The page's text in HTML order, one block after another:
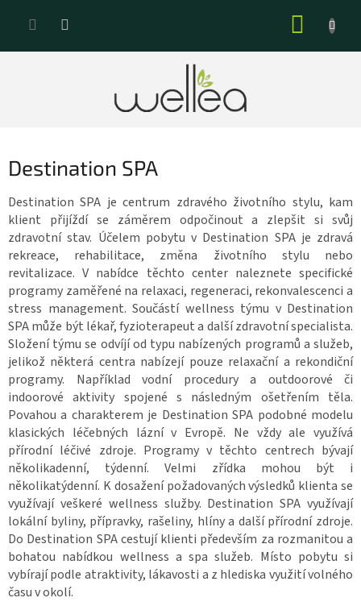
Destination SPA
Destination SPA je centrum zdravého životního stylu, kam
klient přijíždí se záměrem odpočinout a zlepšit si svůj
zdravotní stav. Účelem pobytu v Destination SPA je zdravá
rekreace, rehabilitace, změna životního stylu nebo
revitalizace. V nabídce těchto center naleznete specifické
programy zaměřené na relaxaci, regeneraci, rekonvalescenci a
stress management. Součástí wellness týmu v Destination
SPA může být lékař, fyzioterapeut a další zdravotní specialista.
Složení týmu se odvíjí od typu nabízených programů a služeb,
jelikož některá centra nabízejí pouze relaxační a rekondiční
programy. Například vodní procedury a outdoorové či
indoorové aktivity spojené s následným ošetřením těla.
Povahou a charakterem je Destination SPA podobné modelu
klasických léčebných lázní v Evropě. Ne vždy ale využívá
přírodní léčivé zdroje. Programy v těchto centrech bývají
několikadenní, týdenní. Velmi zřídka mohou být i
několikatýdenní. K dosažení požadovaných výsledků klienta se
využívají veškeré wellness služby. Destination SPA využívají
lokální byliny, přípravky, rašeliny, hlíny a další přírodní zdroje.
Do Destination SPA cestují klienti především za rozmanitou a
bohatou nabídkou wellness a spa služeb. Místo pobytu si
vybírají podle atraktivity, lákavosti a z hlediska využití volného
času v okolí.